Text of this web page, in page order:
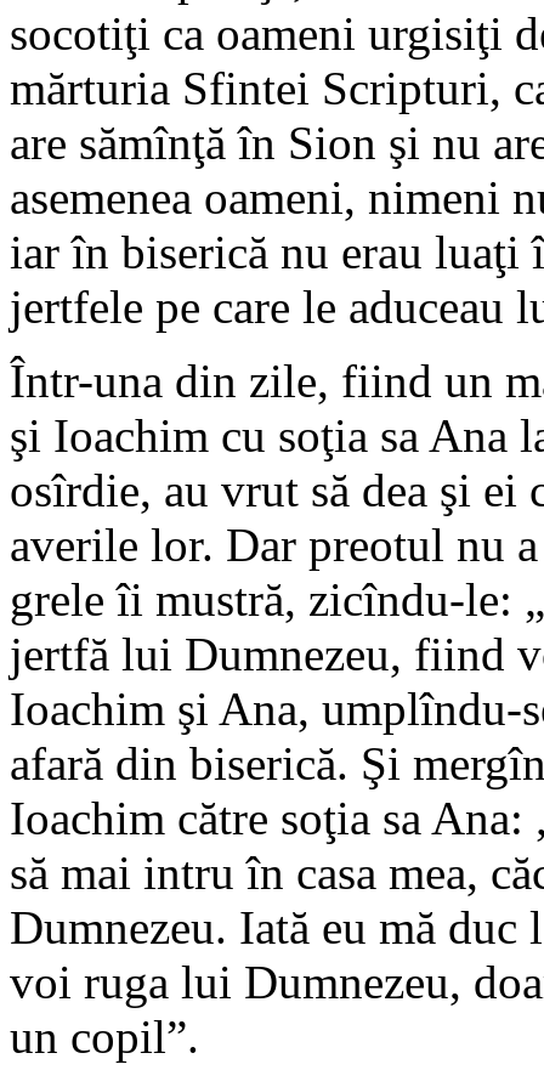
socotiţi ca oameni urgisiţi
mărturia Sfintei Scripturi,
are sămînţă în Sion şi nu
asemenea oameni, nimeni
iar în biserică nu erau luaţi
jertfele pe care le aduceau
Într-una din zile, fiind un
şi Ioachim cu soţia sa Ana
osîrdie, au vrut să dea şi
averile lor. Dar preotul nu
grele îi mustră, zicîndu-le:
jertfă lui Dumnezeu, fiind
Ioachim şi Ana, umplîndu-
afară din biserică. Şi
Ioachim către soţia sa
să mai intru în casa mea,
Dumnezeu. Iată eu mă
voi ruga lui Dumnezeu,
un copil”.